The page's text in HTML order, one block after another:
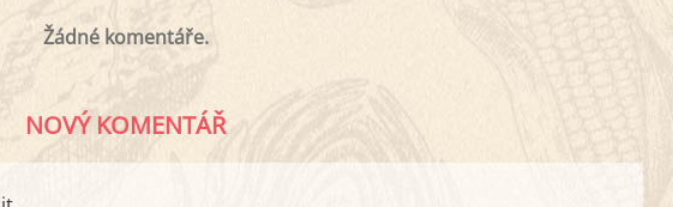
Žádné komentáře.
NOVÝ KOMENTÁŘ